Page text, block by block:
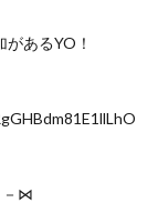
あるYO！
－⋈